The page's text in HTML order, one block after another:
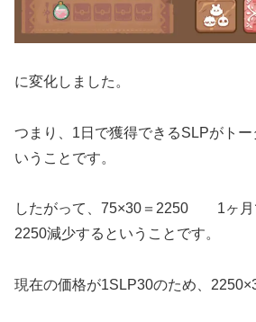
に変化しました。
つまり、1日で獲得できるSLPがトー
いうことです。
したがって、75×30＝2250 1ヶ月
2250減少するということです。
現在の価格が1SLP30のため、